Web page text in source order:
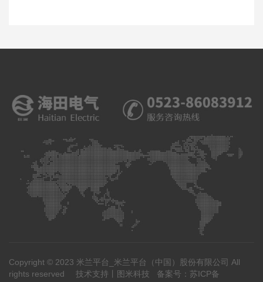
Copyright © 2023 米兰平台_米兰平台（中国）股份有限公司 All
rights reserved
技术支持丨 图米科技 备案号： 苏ICP备